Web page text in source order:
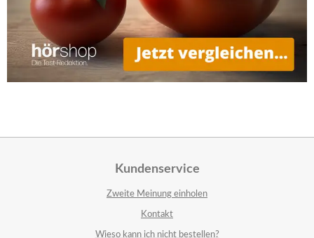
Kundenservice
Zweite Meinung einholen
Kontakt
Wieso kann ich nicht bestellen?